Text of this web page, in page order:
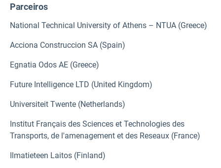
Parceiros
National Technical University of Athens – NTUA (Greece)
Acciona Construccion SA (Spain)
Egnatia Odos AE (Greece)
Future Intelligence LTD (United Kingdom)
Universiteit Twente (Netherlands)
Institut Français des Sciences et Technologies des
Transports, de l'amenagement et des Reseaux (France)
Ilmatieteen Laitos (Finland)